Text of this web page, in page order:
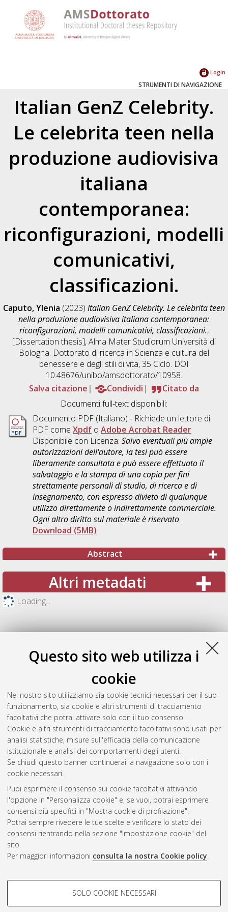
Questo sito web utilizza i
cookie
Nel nostro sito utilizziamo sia cookie tecnici necessari per il suo
funzionamento, sia cookie e altri strumenti di tracciamento
facoltativi che potrai attivare solo con il tuo consenso.
Cookie e altri strumenti di tracciamento facoltativi sono usati per
analisi statistiche, misure sull'efficacia della comunicazione
istituzionale e analisi dei comportamenti degli utenti.
Se chiudi questo banner continuerai la navigazione solo con i
cookie necessari.
Puoi esprimere il consenso sui cookie facoltativi attivando
l'opzione in "Personalizza cookie" e, se vuoi, potrai esprimere
consensi più specifici in "Mostra cookie di profilazione".
Potrai sempre rivedere le tue scelte e verificare lo stato dei
consensi rientrando nella sezione "Impostazione cookie" del
sito.
Per maggiori informazioni consulta la nostra Cookie policy.
COOKIE DI PROFILAZIONE -
SOLO COOKIE NECESSARI
Login
STRUMENTI DI NAVIGAZIONE
Italian GenZ Celebrity.
Le celebrita teen nella
produzione audiovisiva
italiana
contemporanea:
riconfigurazioni, modelli
comunicativi,
classificazioni.
Caputo, Ylenia (2023) Italian GenZ Celebrity. Le celebrita teen
nella produzione audiovisiva italiana contemporanea:
riconfigurazioni, modelli comunicativi, classificazioni.,
[Dissertation thesis], Alma Mater Studiorum Università di
Bologna. Dottorato di ricerca in Scienza e cultura del
benessere e degli stili di vita, 35 Ciclo. DOI
10.48676/unibo/amsdottorato/10958.
Salva citazione
Condividi
Citato da
Documenti full-text disponibili:
Documento PDF(Italiano) - Richiede un lettore di
PDF come Xpdfo Adobe Acrobat Reader
Disponibile con Licenza: Salvo eventuali più ampie
autorizzazioni dell'autore, la tesi può essere
liberamente consultata e può essere effettuato il
salvataggio e la stampa di una copia per fini
strettamente personali di studio, di ricerca e di
insegnamento, con espresso divieto di qualunque
utilizzo direttamente o indirettamente commerciale.
Ogni altro diritto sul materiale è riservato.
Download (5MB)
Abstract
Altri metadati
Loading...
Gestione del documento:
Atom
Rss 1.0
Rss 2.0
ISSN: 2038-7946
Impostazioni Cookie
Informativa sulla privacy
Condizioni d’uso del sito